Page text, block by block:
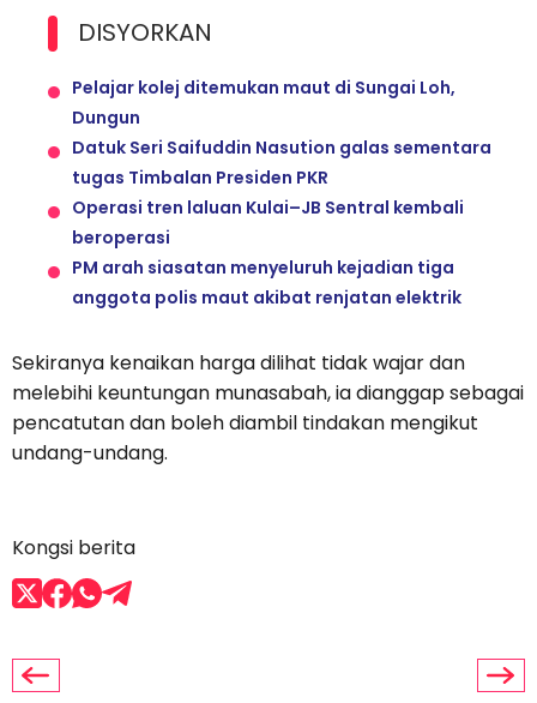
DISYORKAN
Pelajar kolej ditemukan maut di Sungai Loh,
Dungun
Datuk Seri Saifuddin Nasution galas sementara
tugas Timbalan Presiden PKR
Operasi tren laluan Kulai–JB Sentral kembali
beroperasi
PM arah siasatan menyeluruh kejadian tiga
anggota polis maut akibat renjatan elektrik
Sekiranya kenaikan harga dilihat tidak wajar dan
melebihi keuntungan munasabah, ia dianggap sebagai
pencatutan dan boleh diambil tindakan mengikut
undang-undang.
Kongsi berita